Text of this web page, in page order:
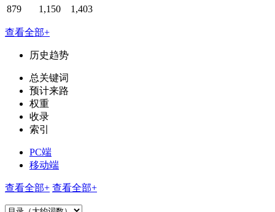
879
1,150 1,403
查看全部+
历史趋势
总关键词
预计来路
权重
收录
索引
PC端
移动端
查看全部+ 查看全部+